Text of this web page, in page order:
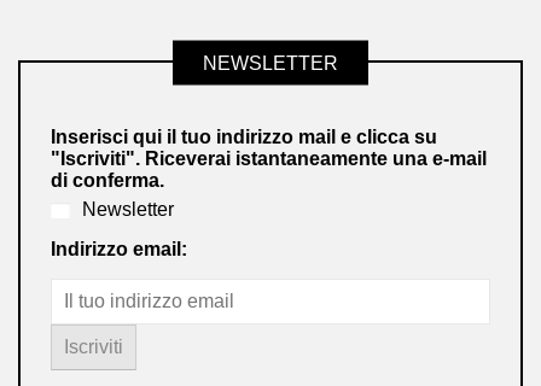
NEWSLETTER
Inserisci qui il tuo indirizzo mail e clicca su
"Iscriviti". Riceverai istantaneamente una e-mail
di conferma.
Newsletter
Indirizzo email: